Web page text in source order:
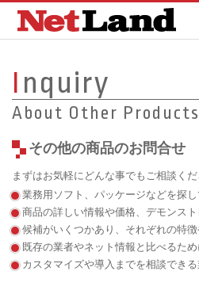
I nquiry
About Other Products
その他の商品のお問合せ
まずはお気軽にどんな事でもご相談くだ
業務用ソフト、パッケージなどを探
商品の詳しい情報や価格、デモンス
候補がいくつかあり、それぞれの特
既存の業者やネット情報と比べるた
カスタマイズや導入までを相談でき